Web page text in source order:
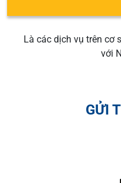
Là các dịch vụ trên cơ
với
GỬI